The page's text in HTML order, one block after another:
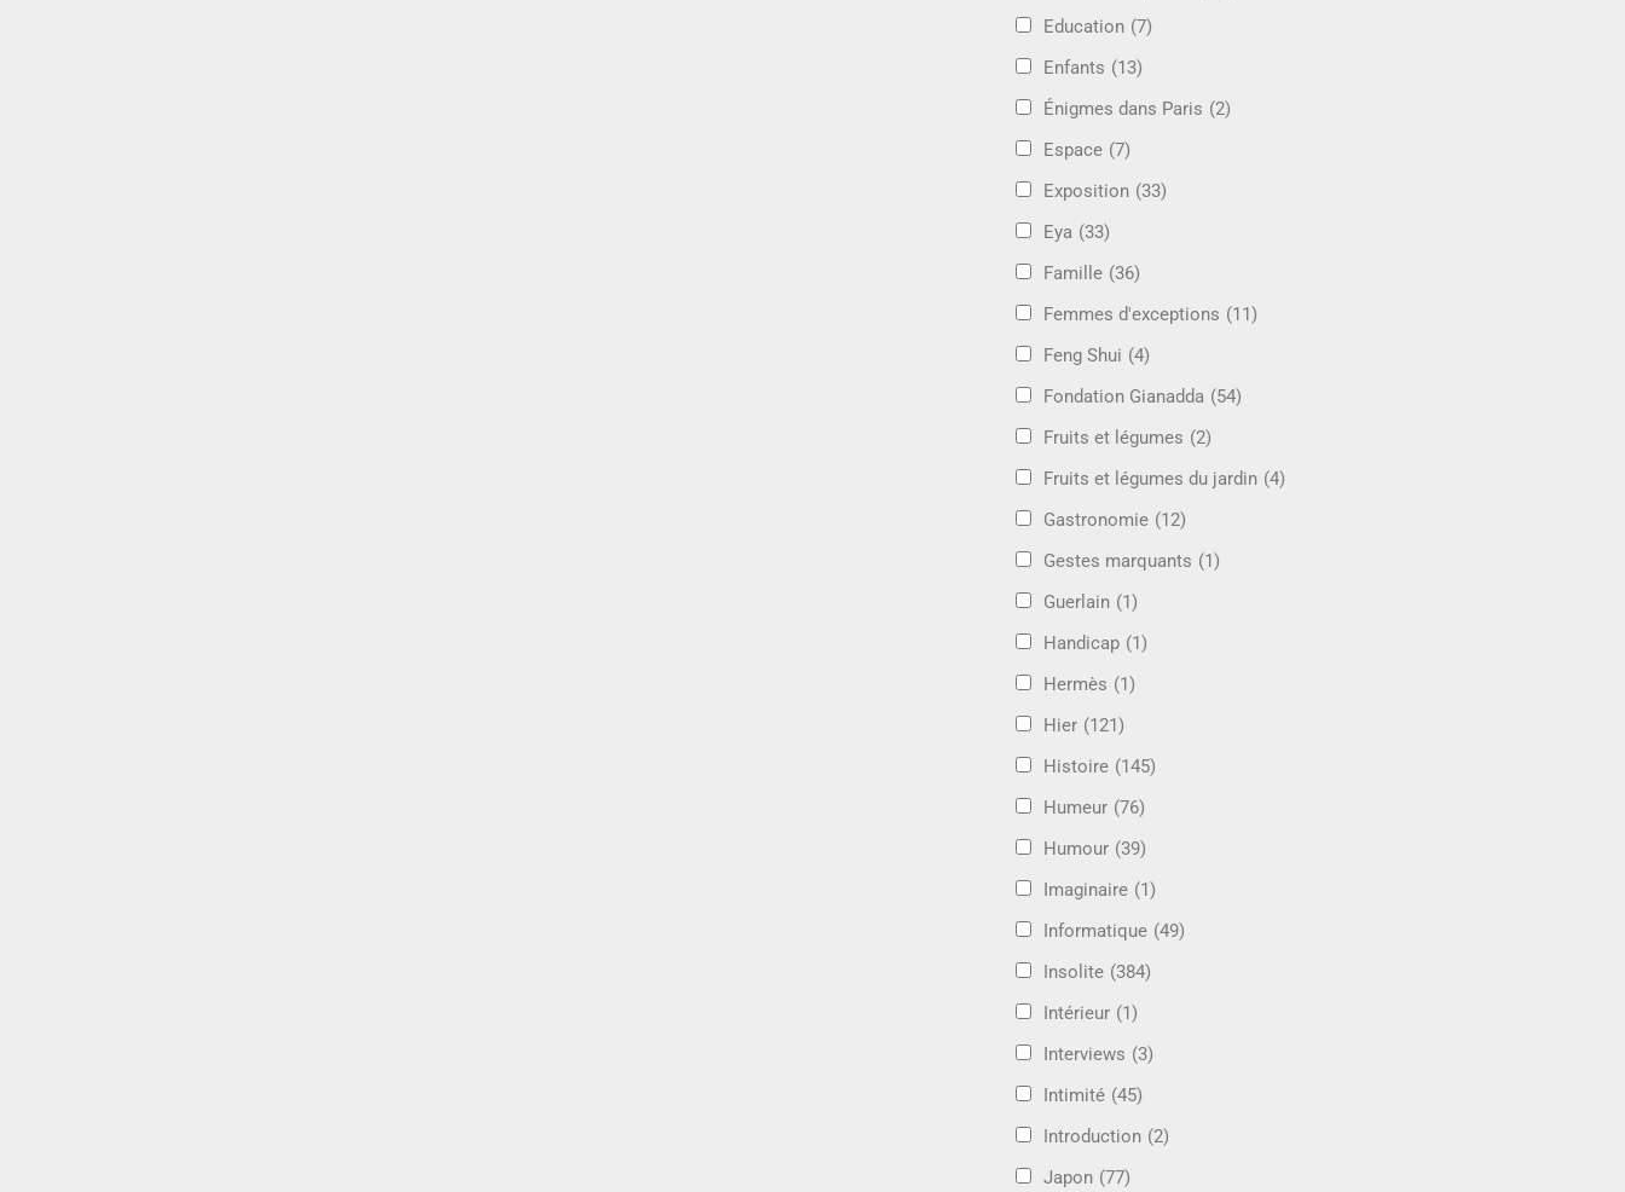
Education (7)
Enfants (13)
Énigmes dans Paris (2)
Espace (7)
Exposition (33)
Eya (33)
Famille (36)
Femmes d'exceptions (11)
Feng Shui (4)
Fondation Gianadda (54)
Fruits et légumes (2)
Fruits et légumes du jardin (4)
Gastronomie (12)
Gestes marquants (1)
Guerlain (1)
Handicap (1)
Hermès (1)
Hier (121)
Histoire (145)
Humeur (76)
Humour (39)
Imaginaire (1)
Informatique (49)
Insolite (384)
Intérieur (1)
Interviews (3)
Intimité (45)
Introduction (2)
Japon (77)